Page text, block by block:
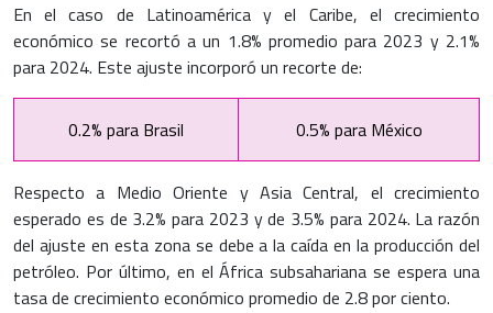
En el caso de Latinoamérica y el Caribe, el crecimiento
económico se recortó a un 1.8% promedio para 2023 y 2.1%
para 2024. Este ajuste incorporó un recorte de:
0.2% para Brasil 0.5% para México
Respecto a Medio Oriente y Asia Central, el crecimiento
esperado es de 3.2% para 2023 y de 3.5% para 2024. La razón
del ajuste en esta zona se debe a la caída en la producción del
petróleo. Por último, en el África subsahariana se espera una
tasa de crecimiento económico promedio de 2.8 por ciento.